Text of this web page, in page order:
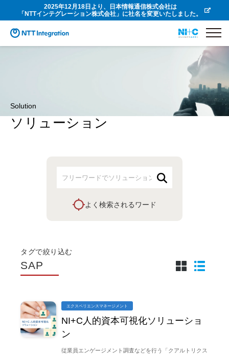
2025年12月18日より、日本情報通信株式会社は
「NTTインテグレーション株式会社」に社名を変更いたしました。
Solution
ソリューション
よく検索されるワード
タグで絞り込む
SAP
エクスペリエンスマネージメント
NI+C人的資本可視化ソリューショ
ン
従業員エンゲージメント調査などを行う「クアルトリクス